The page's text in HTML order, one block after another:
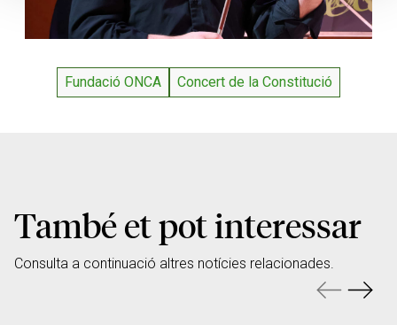
Fundació ONCA Concert de la Constitució
També et pot interessar
Consulta a continuació altres notícies relacionades.